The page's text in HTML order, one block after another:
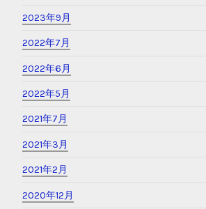
2023年9月
2022年7月
2022年6月
2022年5月
2021年7月
2021年3月
2021年2月
2020年12月